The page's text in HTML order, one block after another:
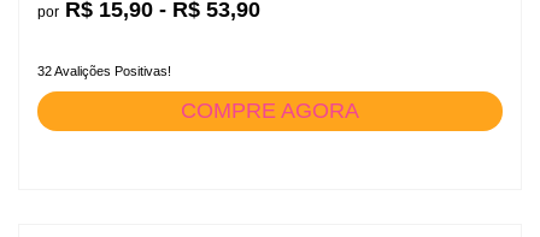
por R$ 15,90 - R$ 53,90
32 Avalições Positivas!
COMPRE AGORA